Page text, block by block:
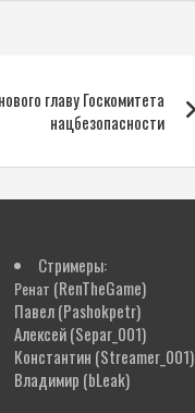
главу Госкомитета
нацбезопасности
Стримеры:
Ренат (RenTheGame)
Павел(Pashokpetr)
Алексей(Separ_001)
Константин (Streamer_001)
Владимир (bLeak)